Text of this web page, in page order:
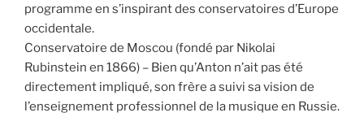
programme en s’inspirant des conservatoires d’Europe
occidentale.
Conservatoire de Moscou (fondé par Nikolai
Rubinstein en 1866) – Bien qu’Anton n’ait pas été
directement impliqué, son frère a suivi sa vision de
l’enseignement professionnel de la musique en Russie.